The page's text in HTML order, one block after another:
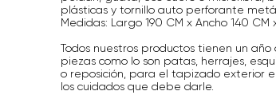
plásticas y tornillo auto perforante
Medidas: Largo 190 CM x Ancho 140 CM
Todos nuestros productos tienen un
piezas como lo son patas, herrajes,
o reposición, para el tapizado exterior
los cuidados que debe darle.